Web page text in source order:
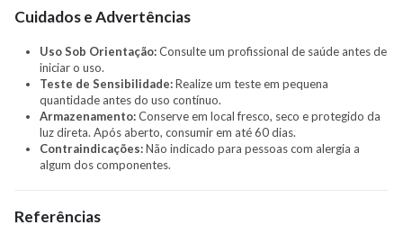
Cuidados e Advertências
Uso Sob Orientação:Consulte um profissional de saúde antes de
iniciar o uso.
Teste de Sensibilidade:Realize um teste em pequena
quantidade antes do uso contínuo.
Armazenamento:Conserve em local fresco, seco e protegido da
luz direta. Após aberto, consumir em até 60 dias.
Contraindicações:Não indicado para pessoas com alergia a
algum dos componentes.
Referências